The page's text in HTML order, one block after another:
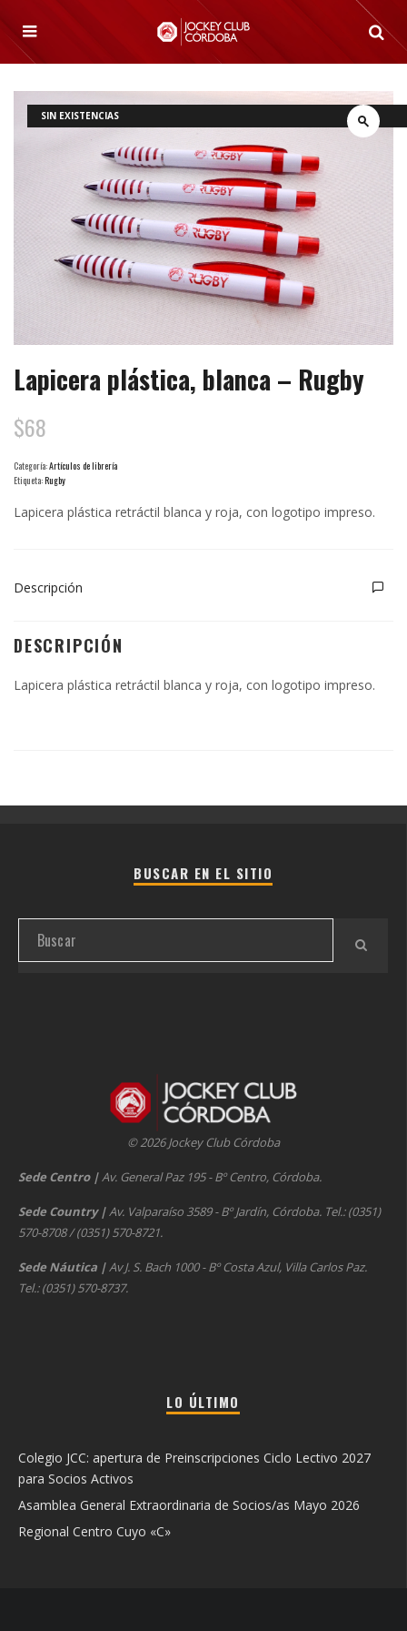
Lapicera plástica, blanca – Rugby
$68
Lapicera plástica retráctil blanca y roja, con logotipo impreso.
SIN EXISTENCIAS
Categoría:Artículos de librería
Etiqueta:Rugby
Descripción
DESCRIPCIÓN
Lapicera plástica retráctil blanca y roja, con logotipo impreso.
BUSCAR EN EL SITIO
© 2026 Jockey Club Córdoba
Sede Centro |Av. General Paz 195 - Bº Centro, Córdoba.
Sede Country |Av. Valparaíso 3589 - Bº Jardín, Córdoba. Tel.: (0351)
570-8708 / (0351) 570-8721.
Sede Náutica |Av J. S. Bach 1000 - Bº Costa Azul, Villa Carlos Paz.
Tel.: (0351) 570-8737.
LO ÚLTIMO
Colegio JCC: apertura de Preinscripciones Ciclo Lectivo 2027
para Socios Activos
Asamblea General Extraordinaria de Socios/as Mayo 2026
Regional Centro Cuyo «C»